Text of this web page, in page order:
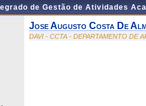
de Gestão de Atividades
Jose Augusto Costa De
DAVI - CCTA - DEPARTAMENTO DE